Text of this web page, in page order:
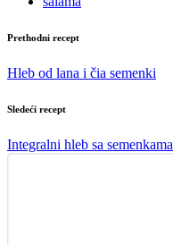
Prethodni recept
Hleb od lana i čia semenki
Sledeći recept
Integralni hleb sa semenkama